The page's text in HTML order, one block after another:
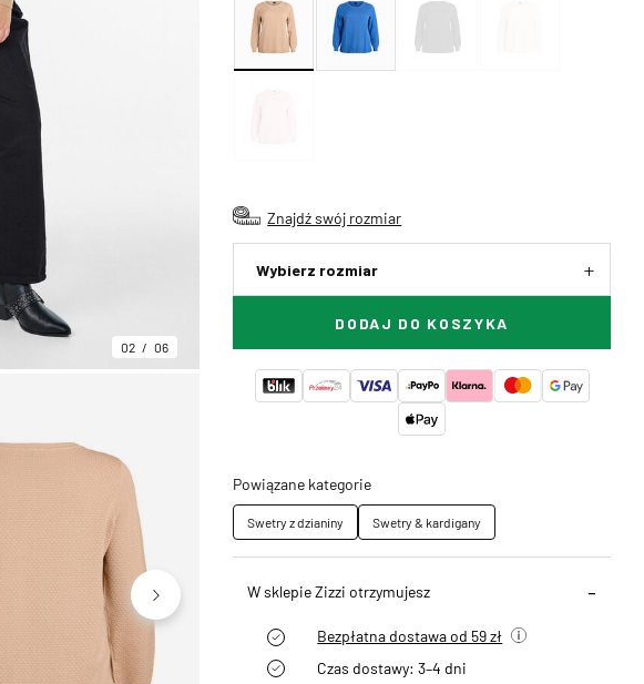
02 06
Znajdź swój rozmiar
Wybierz rozmiar
DODAJ DO KOSZYKA
Powiązane kategorie
Swetry z dzianiny Swetry & kardigany
W sklepie Zizzi otrzymujesz
Bezpłatna dostawa od 59 zł
Czas dostawy: 3–4 dni